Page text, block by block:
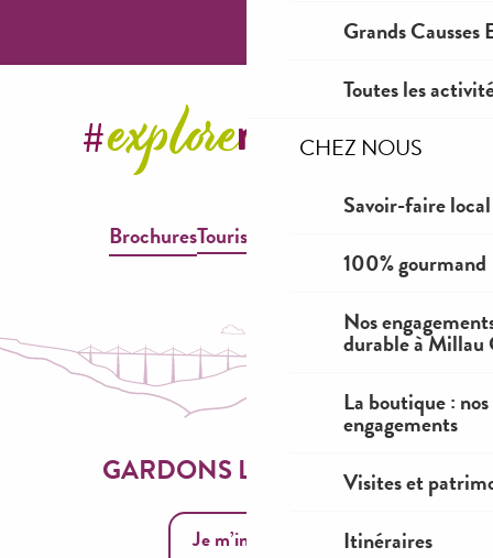
Grands Causses
Toutes les
CHEZ NOUS
Savoir-faire local
100% gourmand
Nos
durable à Millau
La boutique :
engagements
Visites et
Itinéraires
BrochuresTourisme & Handicap
GARDONS LE CONTACT
Je m’inscris